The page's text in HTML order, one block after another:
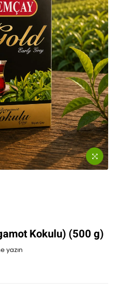
Kokulu) (500 g)
yazın